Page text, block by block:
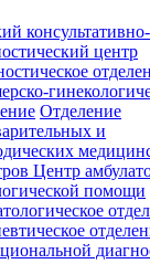
консультативно-
центр
Отделение
и
Центр
помощи